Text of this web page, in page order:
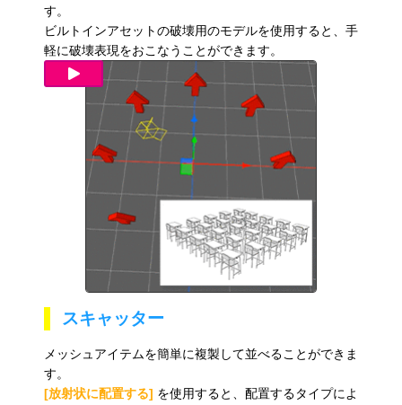
す。
ビルトインアセットの破壊用のモデルを使用すると、手
軽に破壊表現をおこなうことができます。
スキャッター
メッシュアイテムを簡単に複製して並べることができま
す。
[放射状に配置する] を使用すると、配置するタイプによ